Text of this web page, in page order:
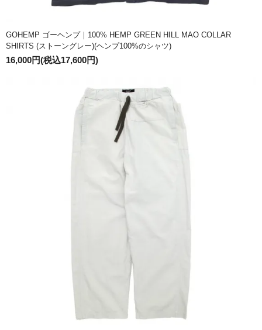
GOHEMP ゴーヘンプ｜100% HEMP GREEN HILL MAO COLLAR
SHIRTS (ストーングレー)(ヘンプ100%のシャツ)
16,000円(税込17,600円)